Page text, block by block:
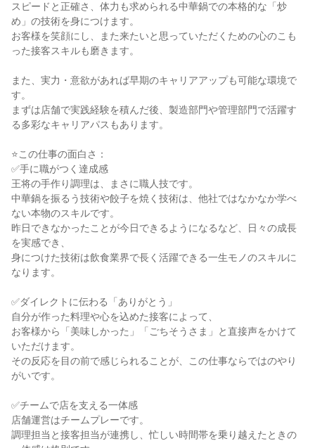
スピードと正確さ、体力も求められる中華鍋での本格的な「炒
め」の技術を身につけます。
お客様を笑顔にし、また来たいと思っていただくための心のこも
った接客スキルも磨きます。
また、実力・意欲があれば早期のキャリアアップも可能な環境で
す。
まずは店舗で実践経験を積んだ後、製造部門や管理部門で活躍す
る多彩なキャリアパスもあります。
⭐この仕事の面白さ：
✅手に職がつく達成感
王将の手作り調理は、まさに職人技です。
中華鍋を振るう技術や餃子を焼く技術は、他社ではなかなか学べ
ない本物のスキルです。
昨日できなかったことが今日できるようになるなど、日々の成長
を実感でき、
身につけた技術は飲食業界で長く活躍できる一生モノのスキルに
なります。
✅ダイレクトに伝わる「ありがとう」
自分が作った料理や心を込めた接客によって、
お客様から「美味しかった」「ごちそうさま」と直接声をかけて
いただけます。
その反応を目の前で感じられることが、この仕事ならではのやり
がいです。
✅チームで店を支える一体感
店舗運営はチームプレーです。
調理担当と接客担当が連携し、忙しい時間帯を乗り越えたときの